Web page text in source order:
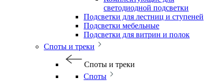
светодиодной подсветки
Подсветки для лестниц и ступеней
Подсветки мебельные
Подсветки для витрин и полок
Споты и треки
Споты и треки
Споты